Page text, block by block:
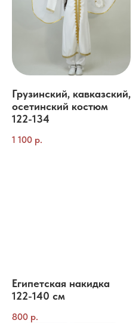
Грузинский, кавказский,
осетинский костюм
122-134
1 100 р.
Египетская накидка
122-140 см
800 р.